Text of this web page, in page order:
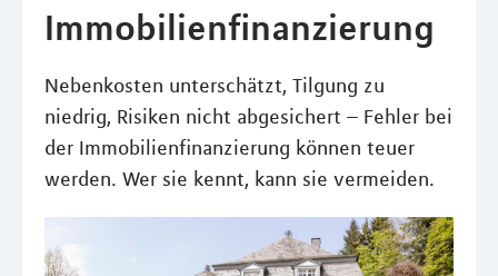
Immobilienfinanzierung
Nebenkosten unterschätzt, Tilgung zu
niedrig, Risiken nicht abgesichert – Fehler bei
der Immobilienfinanzierung können teuer
werden. Wer sie kennt, kann sie vermeiden.